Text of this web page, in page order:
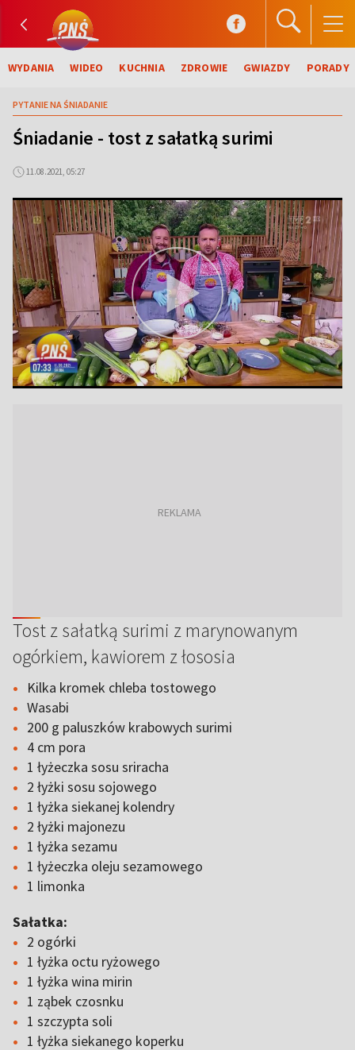
WYDANIA WIDEO KUCHNIA ZDROWIE GWIAZDY PORADY
PYTANIE NA ŚNIADANIE
Śniadanie - tost z sałatką surimi
11.08.2021, 05:27
Tost z sałatką surimi z marynowanym
ogórkiem, kawiorem z łososia
Kilka kromek chleba tostowego
Wasabi
200 g paluszków krabowych surimi
4 cm pora
1 łyżeczka sosu sriracha
2 łyżki sosu sojowego
1 łyżka siekanej kolendry
2 łyżki majonezu
1 łyżka sezamu
1 łyżeczka oleju sezamowego
1 limonka
Sałatka:
2 ogórki
1 łyżka octu ryżowego
1 łyżka wina mirin
1 ząbek czosnku
1 szczypta soli
1 łyżka siekanego koperku